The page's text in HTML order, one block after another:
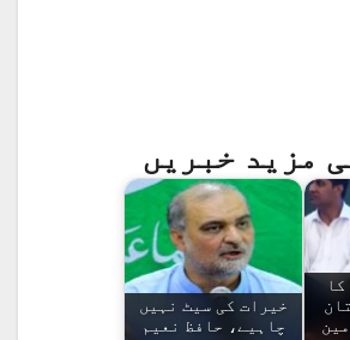
مزید خبریں
خیرات کی سیٹ نہیں
چاہیے، حافظ نعیم